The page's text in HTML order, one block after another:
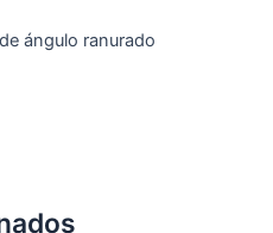
ángulo ranurado